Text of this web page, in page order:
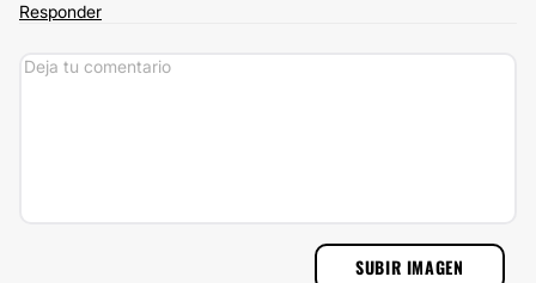
Responder
SUBIR IMAGEN